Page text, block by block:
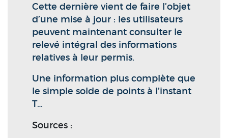
Cette dernière vient de faire l’objet
d’une mise à jour : les utilisateurs
peuvent maintenant consulter le
relevé intégral des informations
relatives à leur permis.
Une information plus complète que
le simple solde de points à l’instant
T…
Sources :